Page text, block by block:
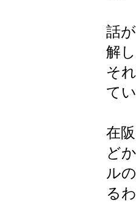
話
解
そ
て
在
ど
ル
る